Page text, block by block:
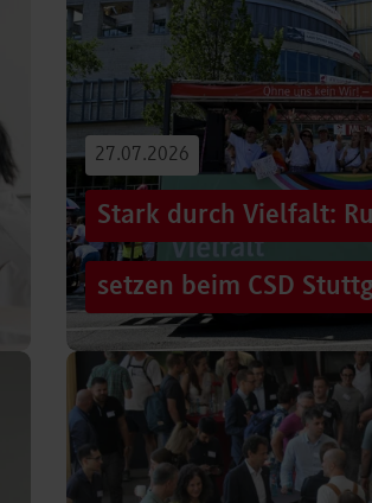
27.07.2026
Stark durch Vielfalt:
setzen beim CSD
Hunderttausende Menschen
Stuttgarter Innenstadt. Mitten im
Truck, eine große…
Beitrag lesen